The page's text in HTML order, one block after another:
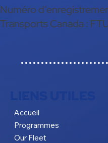
Numéro
Transports Canada :
Accueil
Programmes
Our Fleet